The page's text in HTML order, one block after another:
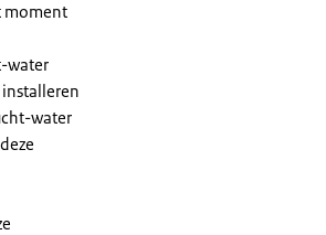
moment
water
water